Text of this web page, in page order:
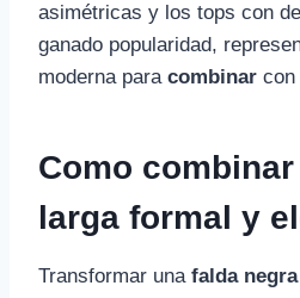
asimétricas y los tops con
ganado popularidad,
moderna para combinar con
Como
larga formal y
Transformar una falda